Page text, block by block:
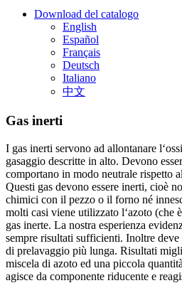
Download del catalogo
English
Español
Français
Deutsch
Italiano
中文
Gas inerti
I gas inerti servono ad allontanare
gasaggio descritte in alto. Devono
comportano in modo neutrale rispetto
Questi gas devono essere inerti, cioè
chimici con il pezzo o il forno né
molti casi viene utilizzato l‘azoto (che
gas inerte. La nostra esperienza
sempre risultati sufficienti. Inoltre deve
di prelavaggio più lunga. Risultati
miscela di azoto ed una piccola
agisce da componente riducente e